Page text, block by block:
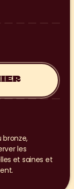
bronze,
les
et saines et